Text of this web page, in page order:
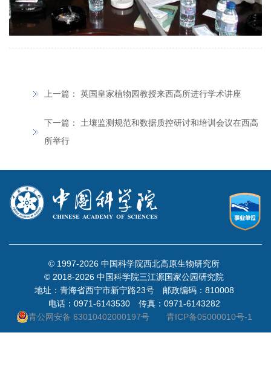
上一篇： 英国皇家植物园教授来西高所进行学术讲座
下一篇： 土壤监测规范和数据质控研讨和培训会议在西高
所举行
© 1997-2026 中国科学院西北高原生物研究所
© 2018-2026 中国科学院三江源国家公园研究院
地址：青海省西宁市新宁路23号 邮政编码：810008
电话：0971-6143530 传真：0971-6143282
青公网安备 63010402000197号
青ICP备05000010号-1